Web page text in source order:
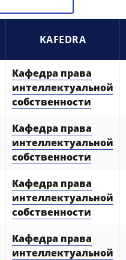
KAFEDRA
Кафедра права
интеллектуальной
собственности
Кафедра права
интеллектуальной
собственности
Кафедра права
интеллектуальной
собственности
Кафедра права
интеллектуальной
7. Колл-центр (4)